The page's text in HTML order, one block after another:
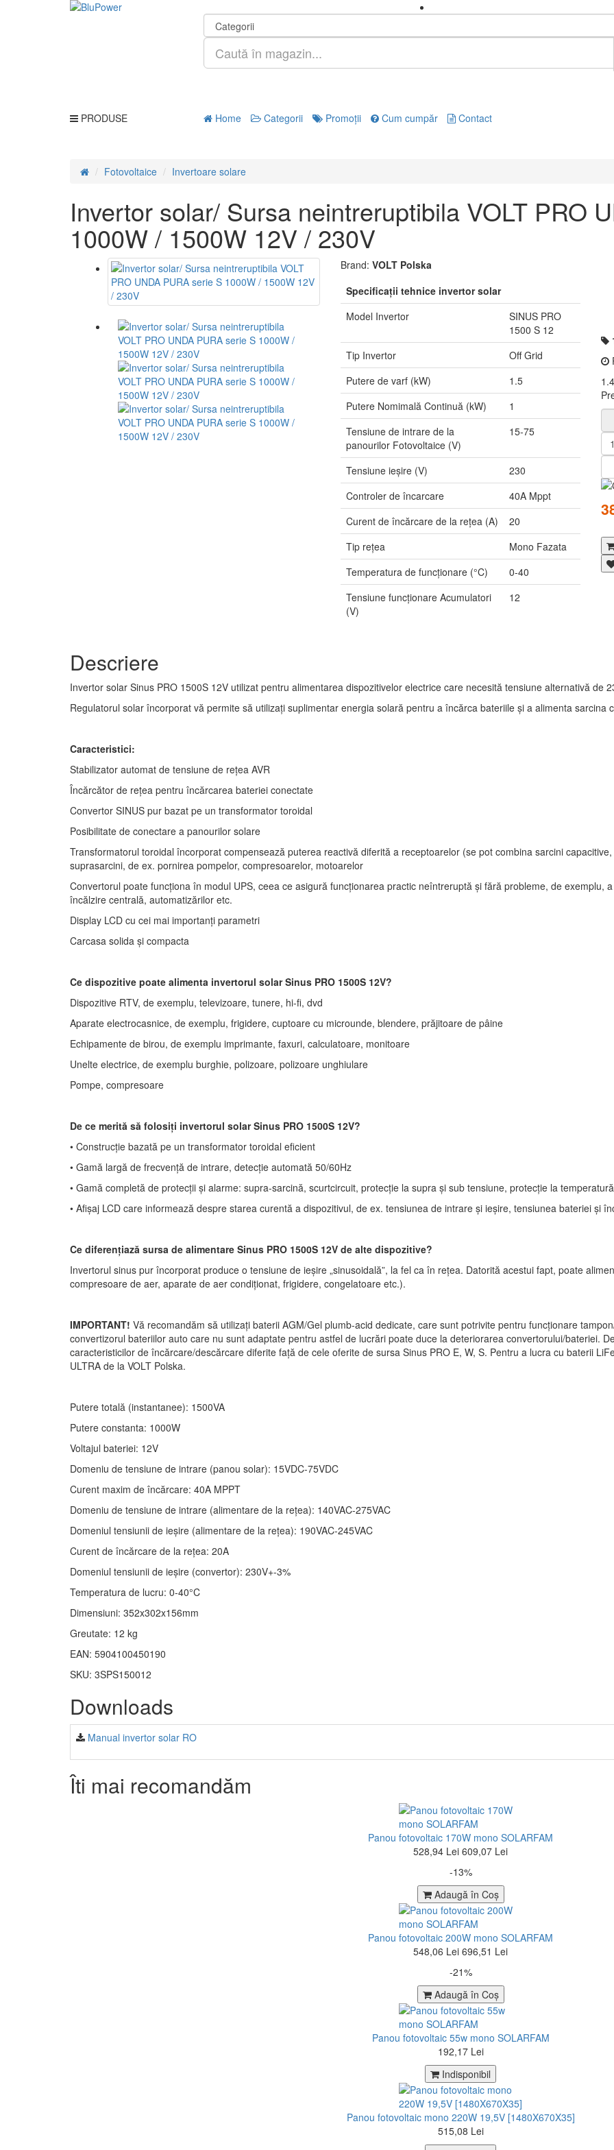
PRODUSE Home Categorii Promoţii Cum cumpăr Contact
Fotovoltaice Invertoare solare
Invertor solar/ Sursa neintreruptibila VOLT PRO
1000W / 1500W 12V / 230V
Brand: VOLT Polska
Specificaţii tehnice invertor solar
Model Invertor
SINUS PRO
1500 S 12
Tip Invertor
Off Grid
Putere de varf (kW)
1.5
Putere Nomimală Continuă (kW)
1
Tensiune de intrare de la
panourilor Fotovoltaice (V)
15-75
Tensiune ieșire (V)
230
Controler de încarcare
40A Mppt
Curent de încărcare de la rețea (A)
20
Tip rețea
Mono Fazata
Temperatura de funcționare (°C)
0-40
Tensiune funcționare Acumulatori
(V)
12
Descriere
Invertor solar Sinus PRO 1500S 12V utilizat pentru alimentarea dispozitivelor electrice care necesită tensiune alternativă de
Regulatorul solar încorporat vă permite să utilizați suplimentar energia solară pentru a încărca bateriile și a alimenta sarcina
Caracteristici:
Stabilizator automat de tensiune de rețea AVR
Încărcător de rețea pentru încărcarea bateriei conectate
Convertor SINUS pur bazat pe un transformator toroidal
Posibilitate de conectare a panourilor solare
Transformatorul toroidal încorporat compensează puterea reactivă diferită a receptoarelor (se pot combina sarcini
suprasarcini, de ex. pornirea pompelor, compresoarelor, motoarelor
Convertorul poate funcționa în modul UPS, ceea ce asigură funcționarea practic neîntreruptă și fără probleme, de exemplu,
încălzire centrală, automatizărilor etc.
Display LCD cu cei mai importanți parametri
Carcasa solida și compacta
Ce dispozitive poate alimenta invertorul solar Sinus PRO 1500S 12V?
Dispozitive RTV, de exemplu, televizoare, tunere, hi-fi, dvd
Aparate electrocasnice, de exemplu, frigidere, cuptoare cu microunde, blendere, prăjitoare de pâine
Echipamente de birou, de exemplu imprimante, faxuri, calculatoare, monitoare
Unelte electrice, de exemplu burghie, polizoare, polizoare unghiulare
Pompe, compresoare
De ce merită să folosiți invertorul solar Sinus PRO 1500S 12V?
• Construcție bazată pe un transformator toroidal eficient
• Gamă largă de frecvență de intrare, detecție automată 50/60Hz
• Gamă completă de protecții și alarme: supra-sarcină, scurtcircuit, protecție la supra și sub tensiune, protecție la temperatură
• Afișaj LCD care informează despre starea curentă a dispozitivul, de ex. tensiunea de intrare și ieșire, tensiunea bateriei și
Ce diferențiază sursa de alimentare Sinus PRO 1500S 12V de alte dispozitive?
Invertorul sinus pur încorporat produce o tensiune de ieșire „sinusoidală”, la fel ca în rețea. Datorită acestui fapt, poate
compresoare de aer, aparate de aer condiționat, frigidere, congelatoare etc.).
IMPORTANT! Vă recomandăm să utilizați baterii AGM/Gel plumb-acid dedicate, care sunt potrivite pentru funcționare
convertizorul bateriilor auto care nu sunt adaptate pentru astfel de lucrări poate duce la deteriorarea convertorului/bateriei.
caracteristicilor de încărcare/descărcare diferite față de cele oferite de sursa Sinus PRO E, W, S. Pentru a lucra cu baterii
ULTRA de la VOLT Polska.
Putere totală (instantanee): 1500VA
Putere constanta: 1000W
Voltajul bateriei: 12V
Domeniu de tensiune de intrare (panou solar): 15VDC-75VDC
Curent maxim de încărcare: 40A MPPT
Domeniu de tensiune de intrare (alimentare de la rețea): 140VAC-275VAC
Domeniul tensiunii de ieșire (alimentare de la rețea): 190VAC-245VAC
Curent de încărcare de la rețea: 20A
Domeniul tensiunii de ieșire (convertor): 230V+-3%
Temperatura de lucru: 0-40°C
Dimensiuni: 352x302x156mm
Greutate: 12 kg
EAN: 5904100450190
SKU: 3SPS150012
Downloads
Manual invertor solar RO
Îti mai recomandăm
Panou fotovoltaic 170W mono SOLARFAM
528,94 Lei 609,07 Lei
-13%
Adaugă în Coş
Panou fotovoltaic 200W mono SOLARFAM
548,06 Lei 696,51 Lei
-21%
Adaugă în Coş
Panou fotovoltaic 55w mono SOLARFAM
192,17 Lei
Indisponibil
Panou fotovoltaic mono 220W 19,5V [1480X670X35]
515,08 Lei